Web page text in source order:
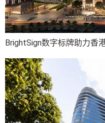
BrightSign数字标牌助力香